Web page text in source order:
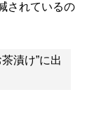
されているの
漬け”に出